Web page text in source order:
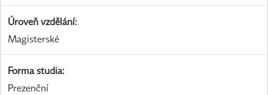
Úroveň vzdělání:
Magisterské
Forma studia:
Prezenční